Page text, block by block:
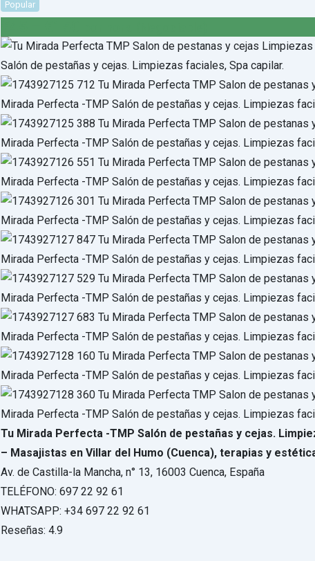
Popular
Tu Mirada Perfecta -TMP Salón de pestañas y cejas.
– Masajistas en Villar del Humo (Cuenca), terapias y
Av. de Castilla-la Mancha, n° 13, 16003 Cuenca, España
TELÉFONO: 697 22 92 61
WHATSAPP: +34 697 22 92 61
Reseñas: 4.9